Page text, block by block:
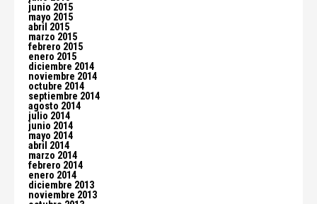
junio 2015
mayo 2015
abril 2015
marzo 2015
febrero 2015
enero 2015
diciembre 2014
noviembre 2014
octubre 2014
septiembre 2014
agosto 2014
julio 2014
junio 2014
mayo 2014
abril 2014
marzo 2014
febrero 2014
enero 2014
diciembre 2013
noviembre 2013